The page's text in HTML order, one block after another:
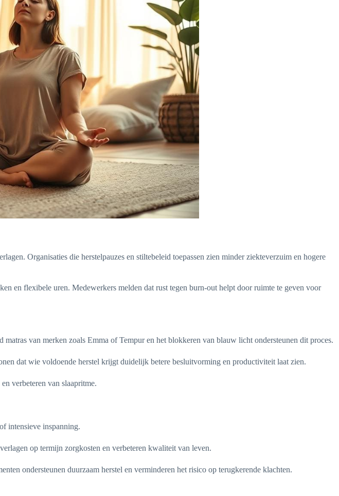
Organisaties die herstelpauzes en stiltebeleid toepassen zien minder ziekteverzuim en hogere
en flexibele uren. Medewerkers melden dat rust tegen burn-out helpt door ruimte te geven voor
van merken zoals Emma of Tempur en het blokkeren van blauw licht ondersteunen dit proces.
dat wie voldoende herstel krijgt duidelijk betere besluitvorming en productiviteit laat zien.
verbeteren van slaapritme.
intensieve inspanning.
op termijn zorgkosten en verbeteren kwaliteit van leven.
ondersteunen duurzaam herstel en verminderen het risico op terugkerende klachten.